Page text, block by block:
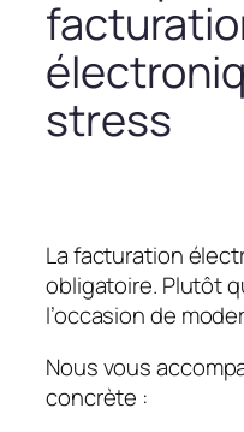
stress
La facturation
obligatoire. Plutôt
l’occasion de
Nous vous
concrète :